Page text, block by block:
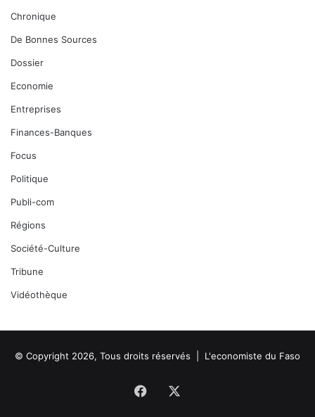
Chronique
De Bonnes Sources
Dossier
Economie
Entreprises
Finances-Banques
Focus
Politique
Publi-com
Régions
Société-Culture
Tribune
Vidéothèque
© Copyright 2026, Tous droits réservés | L'economiste du Faso
Facebook